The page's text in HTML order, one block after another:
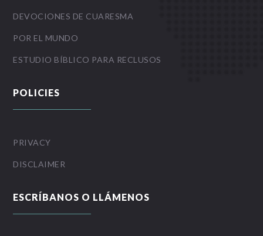
DEVOCIONES DE CUARESMA
POR EL MUNDO
ESTUDIO BÍBLICO PARA RECLUSOS
POLICIES
PRIVACY
DISCLAIMER
ESCRÍBANOS O LLÁMENOS